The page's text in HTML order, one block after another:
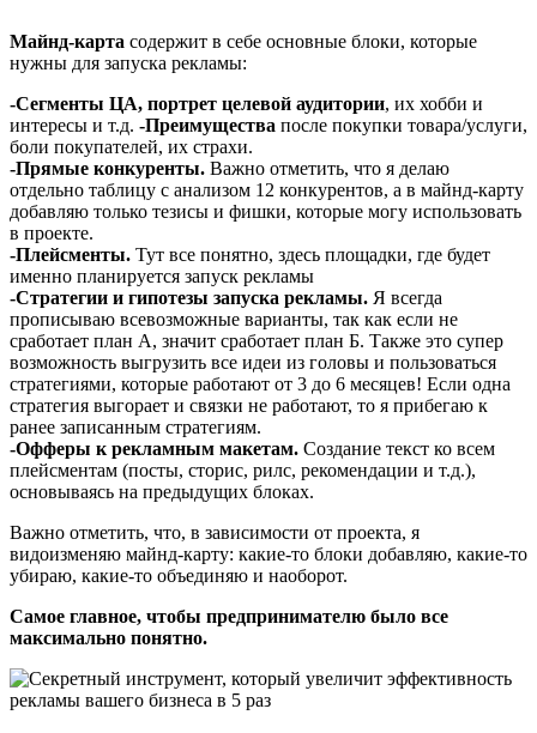
Майнд-карта содержит в себе основные блоки, которые
нужны для запуска рекламы:
-Сегменты ЦА, портрет целевой аудитории, их хобби и
интересы и т.д. -Преимущества после покупки товара/услуги,
боли покупателей, их страхи.
-Прямые конкуренты. Важно отметить, что я делаю
отдельно таблицу с анализом 12 конкурентов, а в майнд-карту
добавляю только тезисы и фишки, которые могу использовать
в проекте.
-Плейсменты. Тут все понятно, здесь площадки, где будет
именно планируется запуск рекламы
-Стратегии и гипотезы запуска рекламы. Я всегда
прописываю всевозможные варианты, так как если не
сработает план А, значит сработает план Б. Также это супер
возможность выгрузить все идеи из головы и пользоваться
стратегиями, которые работают от 3 до 6 месяцев! Если одна
стратегия выгорает и связки не работают, то я прибегаю к
ранее записанным стратегиям.
-Офферы к рекламным макетам. Создание текст ко всем
плейсментам (посты, сторис, рилс, рекомендации и т.д.),
основываясь на предыдущих блоках.
Важно отметить, что, в зависимости от проекта, я
видоизменяю майнд-карту: какие-то блоки добавляю, какие-то
убираю, какие-то объединяю и наоборот.
Самое главное, чтобы предпринимателю было все
максимально понятно.